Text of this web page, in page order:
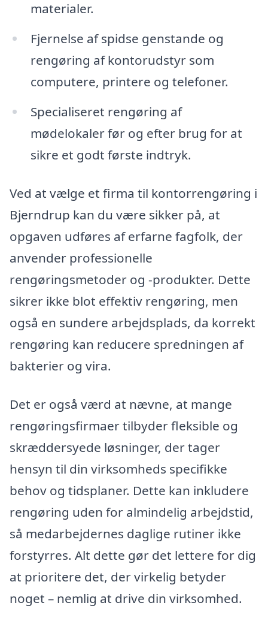
materialer.
Fjernelse af spidse genstande og
rengøring af kontorudstyr som
computere, printere og telefoner.
Specialiseret rengøring af
mødelokaler før og efter brug for at
sikre et godt første indtryk.
Ved at vælge et firma til kontorrengøring i
Bjerndrup kan du være sikker på, at
opgaven udføres af erfarne fagfolk, der
anvender professionelle
rengøringsmetoder og -produkter. Dette
sikrer ikke blot effektiv rengøring, men
også en sundere arbejdsplads, da korrekt
rengøring kan reducere spredningen af
bakterier og vira.
Det er også værd at nævne, at mange
rengøringsfirmaer tilbyder fleksible og
skræddersyede løsninger, der tager
hensyn til din virksomheds specifikke
behov og tidsplaner. Dette kan inkludere
rengøring uden for almindelig arbejdstid,
så medarbejdernes daglige rutiner ikke
forstyrres. Alt dette gør det lettere for dig
at prioritere det, der virkelig betyder
noget – nemlig at drive din virksomhed.